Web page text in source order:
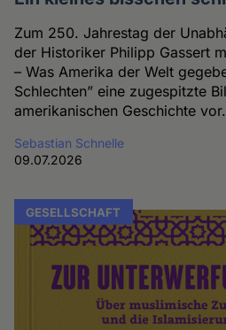
Zum 250. Jahrestag der
der Historiker Philipp Gassert
– Was Amerika der Welt
Schlechten” eine zugespitzte
amerikanischen Geschichte vor.
Sebastian Schnelle
09.07.2026
GESELLSCHAFT